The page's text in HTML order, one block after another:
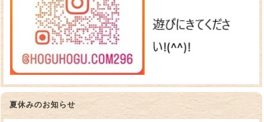
夏休みのお知らせ